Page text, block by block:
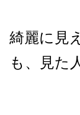
綺麗に見
も、見た